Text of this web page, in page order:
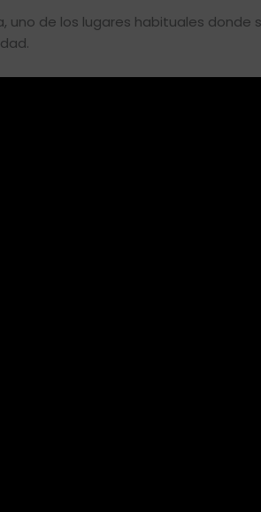
uno de los lugares habituales